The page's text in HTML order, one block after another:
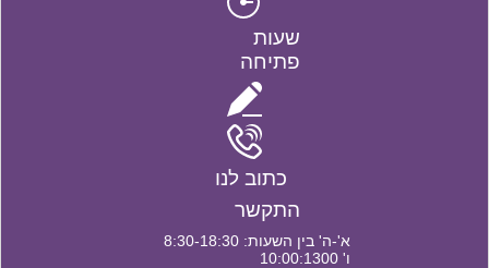
שעות
פתיחה
כתוב לנו
התקשר
א'-ה' בין השעות: 8:30-18:30
ו' 10:00:1300